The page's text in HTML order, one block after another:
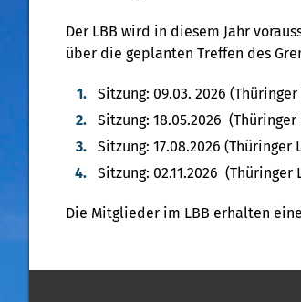
Der LBB wird in diesem Jahr
über die geplanten Treffen des
Sitzung: 09.03. 2026 (Thüringer
Sitzung: 18.05.2026 (Thüringer
Sitzung: 17.08.2026 (Thüringer
Sitzung: 02.11.2026 (Thüringer
Die Mitglieder im LBB erhalten